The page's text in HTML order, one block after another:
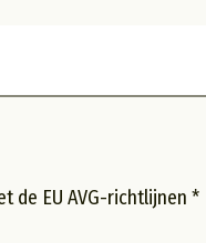
de EU AVG-richtlijnen *